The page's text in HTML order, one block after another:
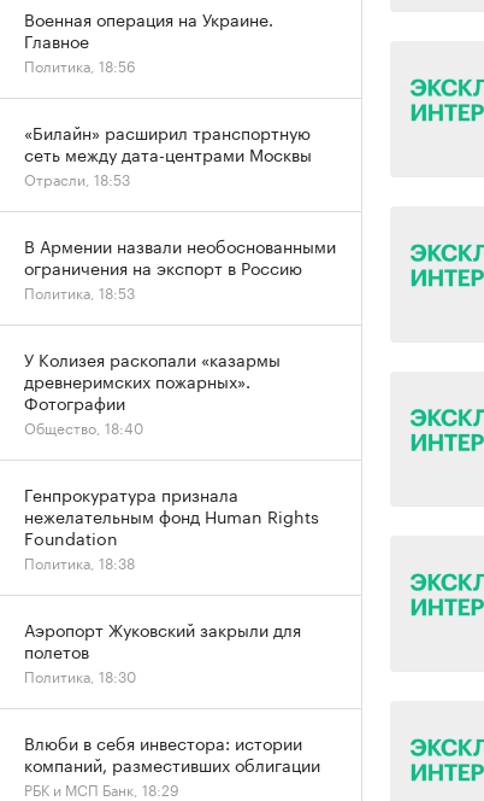
Военная операция на Украине.
Главное
Политика, 18:56
«Билайн» расширил транспортную
сеть между дата-центрами Москвы
Отрасли, 18:53
В Армении назвали необоснованными
ограничения на экспорт в Россию
Политика, 18:53
У Колизея раскопали «казармы
древнеримских пожарных».
Фотографии
Общество, 18:40
Генпрокуратура признала
нежелательным фонд Human Rights
Foundation
Политика, 18:38
Аэропорт Жуковский закрыли для
полетов
Политика, 18:30
Влюби в себя инвестора: истории
компаний, разместивших облигации
РБК и МСП Банк, 18:29